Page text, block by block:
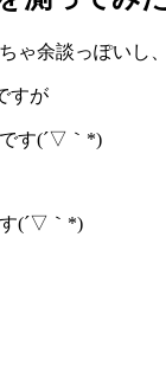
ゃ余談っぽいし、
すが
す(´▽｀*)
(´▽｀*)